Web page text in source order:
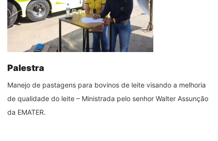
Palestra
Manejo de pastagens para bovinos de leite visando a melhoria
de qualidade do leite – Ministrada pelo senhor Walter Assunção
da EMATER.